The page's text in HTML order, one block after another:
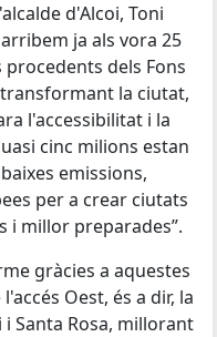
d'Alcoi, Toni
ja als vora 25
dels Fons
la ciutat,
l'accessibilitat i la
cinc milions estan
emissions,
per a crear ciutats
i millor preparades”.
gràcies a aquestes
Oest, és a dir, la
Santa Rosa, millorant